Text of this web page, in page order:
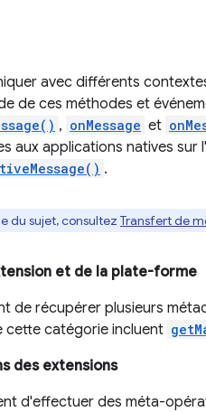
avec différents
de ces méthodes et
, onMessage et
aux applications natives sur
.
du sujet, consultez Transfert de
et de la plate-forme
de récupérer plusieurs
cette catégorie incluent
des extensions
d'effectuer des méta-